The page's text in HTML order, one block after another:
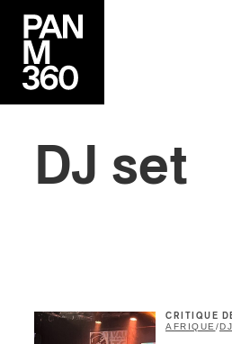
DJ set
CRITIQUE
AFRIQUE /